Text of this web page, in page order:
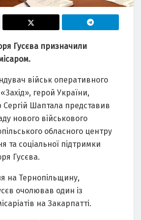
Гусєва призначили
військ оперативного
герой України,
Шаптала представив
нового військового
обласного центру
та соціальної підтримки
Гусєва.
на Тернопільщину,
очолював один із
на Закарпатті.